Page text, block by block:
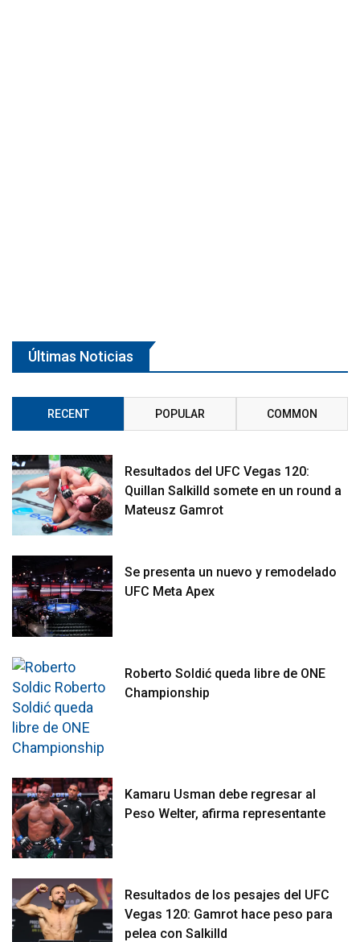
Últimas Noticias
RECENT POPULAR COMMON
Resultados del UFC Vegas 120:
Quillan Salkilld somete en un round a
Mateusz Gamrot
Se presenta un nuevo y remodelado
UFC Meta Apex
Roberto Soldić queda libre de ONE
Championship
Kamaru Usman debe regresar al
Peso Welter, afirma representante
Resultados de los pesajes del UFC
Vegas 120: Gamrot hace peso para
pelea con Salkilld